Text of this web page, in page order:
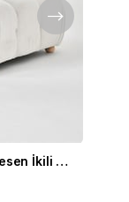
FTZ Women Kadın Zebra Desen İkili Takım Bisküvi 20503